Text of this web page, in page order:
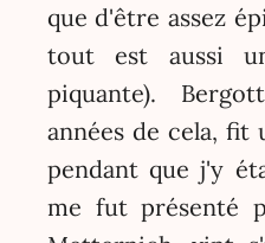
que d'être assez
tout est aussi
piquante).
années de cela, fit
pendant que j'y
me fut présenté